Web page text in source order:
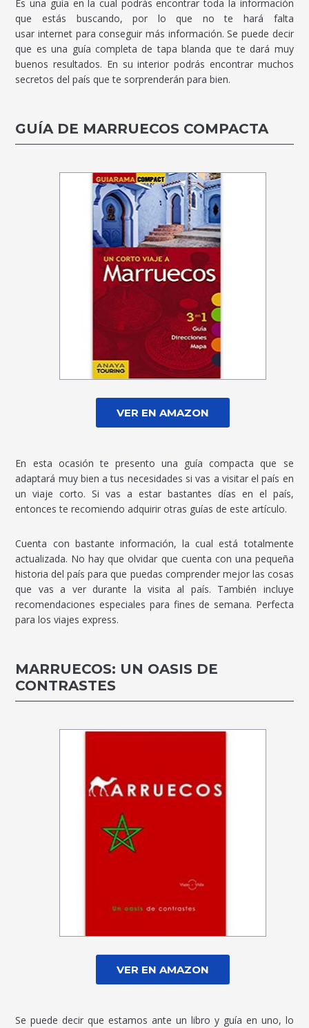
Es una guía en la cual podrás encontrar toda la información
que estás buscando, por lo que no te hará falta
usar internet para conseguir más información. Se puede decir
que es una guía completa de tapa blanda que te dará muy
buenos resultados. En su interior podrás encontrar muchos
secretos del país que te sorprenderán para bien.
GUÍA DE MARRUECOS COMPACTA
VER EN AMAZON
En esta ocasión te presento una guía compacta que se
adaptará muy bien a tus necesidades si vas a visitar el país en
un viaje corto. Si vas a estar bastantes días en el país,
entonces te recomiendo adquirir otras guías de este artículo.
Cuenta con bastante información, la cual está totalmente
actualizada. No hay que olvidar que cuenta con una pequeña
historia del país para que puedas comprender mejor las cosas
que vas a ver durante la visita al país. También incluye
recomendaciones especiales para fines de semana. Perfecta
para los viajes express.
MARRUECOS: UN OASIS DE
CONTRASTES
VER EN AMAZON
Se puede decir que estamos ante un libro y guía en uno, lo